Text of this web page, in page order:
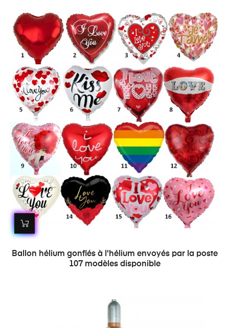
Ballon hélium gonflés à l'hélium envoyés par la poste
107 modèles disponible